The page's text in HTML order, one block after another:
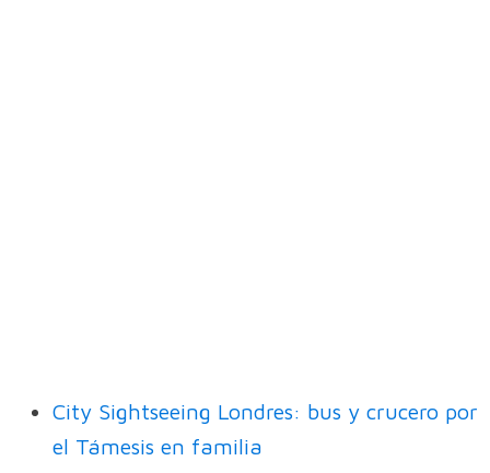
City Sightseeing Londres: bus y crucero por
el Támesis en familia